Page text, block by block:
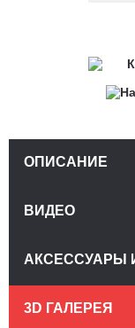
ОПИСАНИЕ
ВИДЕО
АКСЕССУАРЫ
3D ГАЛЕРЕЯ